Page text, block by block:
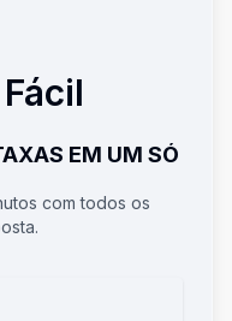
EM UM SÓ
com todos os